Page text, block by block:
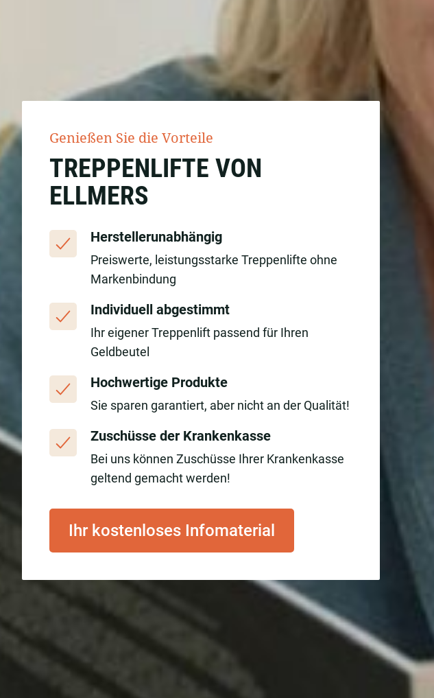
Genießen Sie die Vorteile
TREPPENLIFTE VON
ELLMERS
Herstellerunabhängig
Preiswerte, leistungsstarke Treppenlifte ohne
Markenbindung
Individuell abgestimmt
Ihr eigener Treppenlift passend für Ihren
Geldbeutel
Hochwertige Produkte
Sie sparen garantiert, aber nicht an der Qualität!
Zuschüsse der Krankenkasse
Bei uns können Zuschüsse Ihrer Krankenkasse
geltend gemacht werden!
Ihr kostenloses Infomaterial